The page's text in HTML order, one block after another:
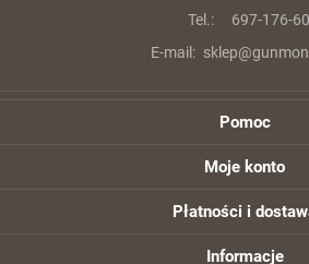
Tel.:
697-176-
E-mail:
Pomoc
Moje konto
Płatności i
Informacje